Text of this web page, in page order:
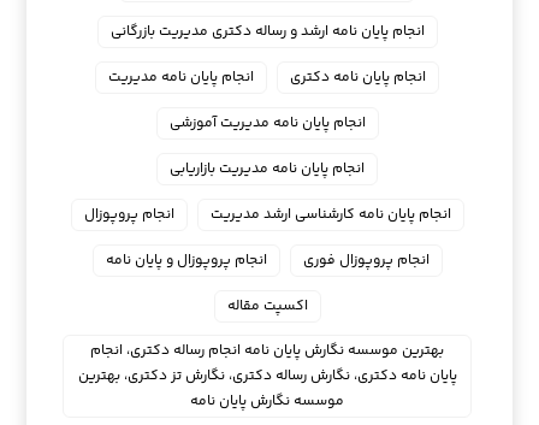
انجام پایان نامه ارشد و رساله دکتری مدیریت بازرگانی
انجام پایان نامه دکتری
انجام پایان نامه مدیریت
انجام پایان نامه مدیریت آموزشی
انجام پایان نامه مدیریت بازاریابی
انجام پایان نامه کارشناسی ارشد مدیریت
انجام پروپوزال
انجام پروپوزال فوری
انجام پروپوزال و پایان نامه
اکسپت مقاله
بهترین موسسه نگارش پایان نامه انجام رساله دکتری، انجام
پایان نامه دکتری، نگارش رساله دکتری، نگارش تز دکتری، بهترین
موسسه نگارش پایان نامه